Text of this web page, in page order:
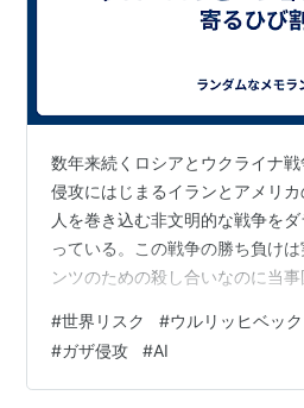
数年来続くロシアとウクライナ
侵攻にはじまるイランとアメリ
人を巻き込む非文明的な戦争を
っている。この戦争の勝ち負け
ンツのための殺し合いなのに当
も気概もない。つまり、国際的な
止力は皆無ということだ。 そう
サイバー攻撃能力のグレードア
#世界リスク #ウルリッヒベック
#ガザ侵攻 #AI